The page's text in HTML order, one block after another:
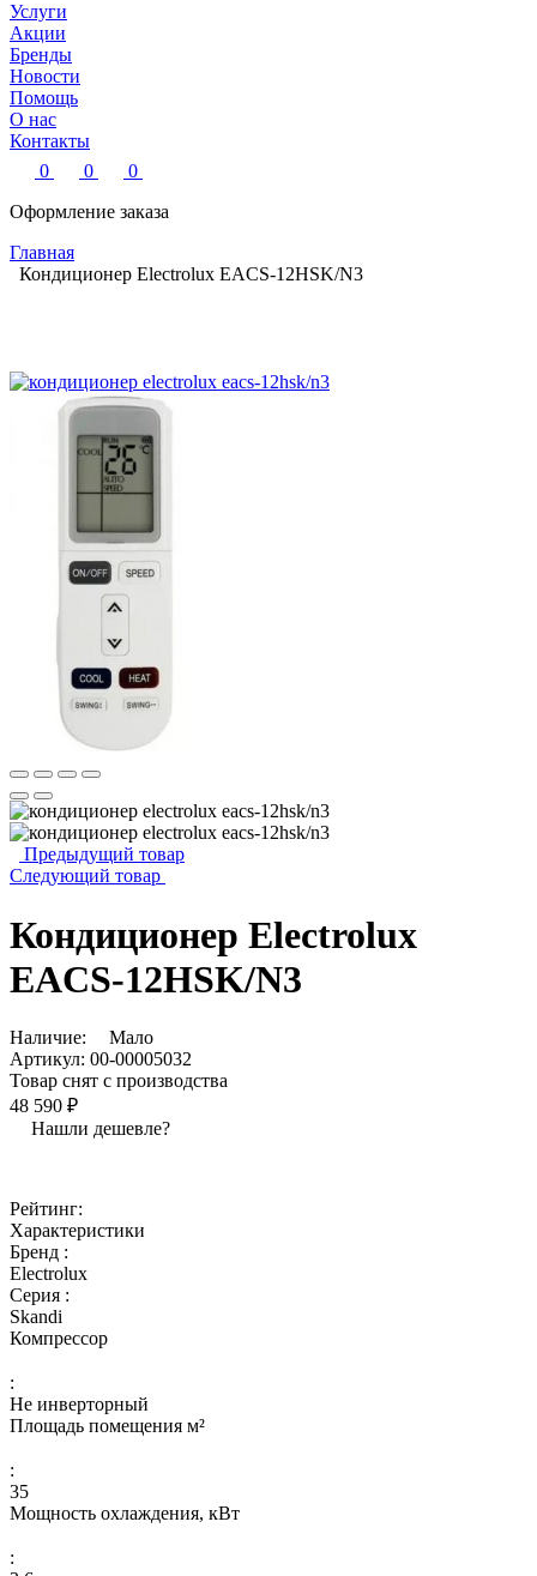
Услуги
Акции
Бренды
Новости
Помощь
О нас
Контакты
0
0
0
Оформление заказа
Главная
Кондиционер Electrolux EACS-12HSK/N3
Предыдущий товар
Следующий товар
Кондиционер Electrolux
EACS-12HSK/N3
Наличие:
Мало
Артикул: 00-00005032
Товар снят с производства
48 590 ₽
Нашли дешевле?
Рейтинг:
Характеристики
Бренд :
Electrolux
Серия :
Skandi
Компрессор
:
Не инверторный
Площадь помещения м²
:
35
Мощность охлаждения, кВт
: